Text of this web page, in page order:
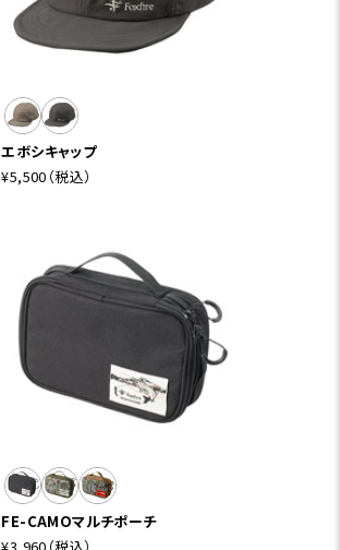
エボシキャップ
¥5,500 （税込）
FE-CAMOマルチポーチ